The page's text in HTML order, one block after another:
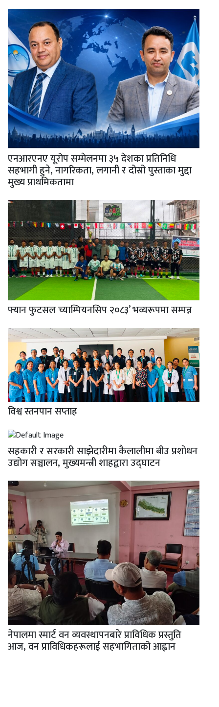
एनआरएनए यूरोप सम्मेलनमा ३५ देशका प्रतिनिधि
सहभागी हुने, नागरिकता, लगानी र दोस्रो पुस्ताका मुद्दा
मुख्य प्राथमिकतामा
फ्यान फुटसल च्याम्पियनसिप २०८३’ भव्यरूपमा सम्पन्न
विश्व स्तनपान सप्ताह
सहकारी र सरकारी साझेदारीमा कैलालीमा बीउ प्रशोधन
उद्योग सञ्चालन, मुख्यमन्त्री शाहद्वारा उद्घाटन
नेपालमा स्मार्ट वन व्यवस्थापनबारे प्राविधिक प्रस्तुति
आज, वन प्राविधिकहरूलाई सहभागिताको आह्वान